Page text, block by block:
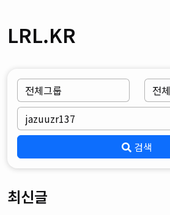
LRL.KR
검색
최신글